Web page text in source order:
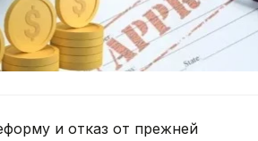
и отказ от прежней